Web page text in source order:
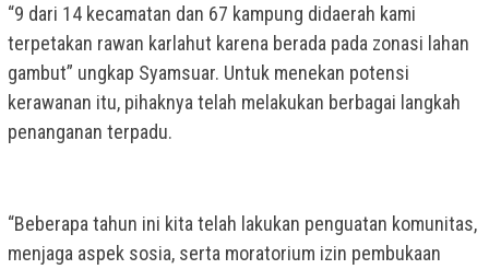
“9 dari 14 kecamatan dan 67 kampung didaerah kami
terpetakan rawan karlahut karena berada pada zonasi lahan
gambut” ungkap Syamsuar. Untuk menekan potensi
kerawanan itu, pihaknya telah melakukan berbagai langkah
penanganan terpadu.
“Beberapa tahun ini kita telah lakukan penguatan komunitas,
menjaga aspek sosia, serta moratorium izin pembukaan